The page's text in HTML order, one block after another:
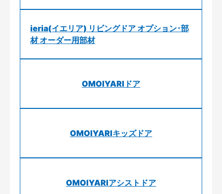
ieria(イエリア) リビングドア オプション･部
材 オーダー用部材
OMOIYARIドア
OMOIYARIキッズドア
OMOIYARIアシストドア